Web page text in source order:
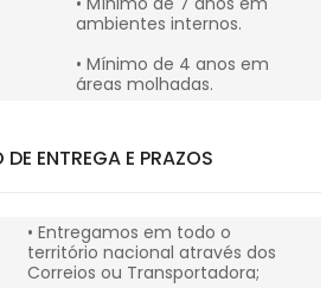
ambientes internos.
• Mínimo de 4 anos em
áreas molhadas.
ENTREGA E PRAZOS
• Entregamos em todo o
território nacional através dos
Correios ou Transportadora;